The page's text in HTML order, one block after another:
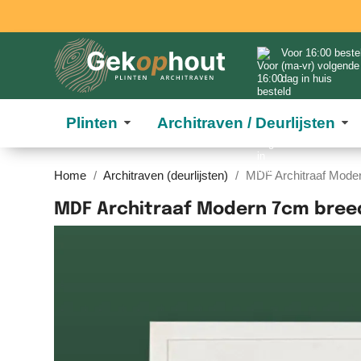
Voor 16:00
(ma-vr) volgende
dag in huis
Plinten Architraven / Deurlijsten
Home Architraven (deurlijsten) MDF Architraaf
MDF Architraaf Modern 7cm